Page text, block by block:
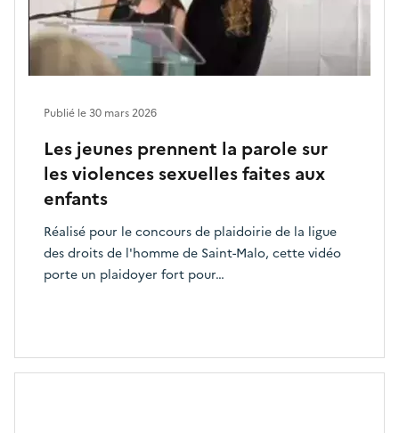
Les jeunes prennent la parole sur
les violences sexuelles faites aux
enfants
Réalisé pour le concours de plaidoirie de la ligue
des droits de l'homme de Saint-Malo, cette vidéo
porte un plaidoyer fort pour…
Publié le30 mars 2026